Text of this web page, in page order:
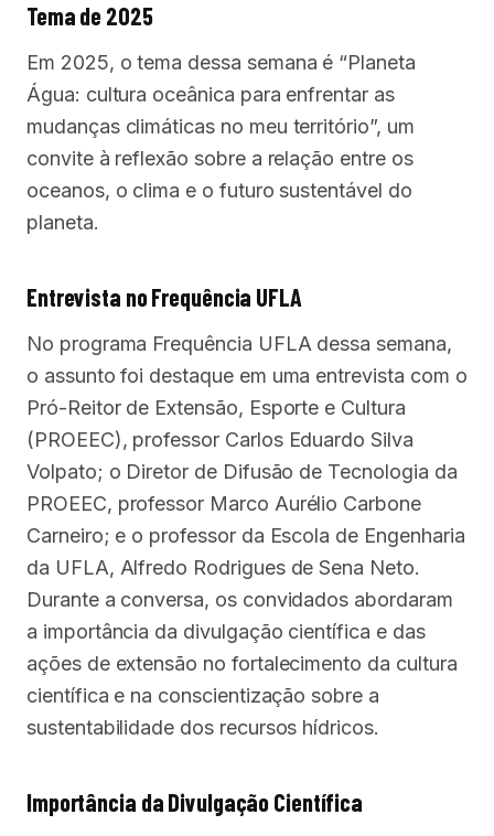
Tema de 2025
Em 2025, o tema dessa semana é “Planeta
Água: cultura oceânica para enfrentar as
mudanças climáticas no meu território”, um
convite à reflexão sobre a relação entre os
oceanos, o clima e o futuro sustentável do
planeta.
Entrevista no Frequência UFLA
No programa Frequência UFLA dessa semana,
o assunto foi destaque em uma entrevista com o
Pró-Reitor de Extensão, Esporte e Cultura
(PROEEC), professor Carlos Eduardo Silva
Volpato; o Diretor de Difusão de Tecnologia da
PROEEC, professor Marco Aurélio Carbone
Carneiro; e o professor da Escola de Engenharia
da UFLA, Alfredo Rodrigues de Sena Neto.
Durante a conversa, os convidados abordaram
a importância da divulgação científica e das
ações de extensão no fortalecimento da cultura
científica e na conscientização sobre a
sustentabilidade dos recursos hídricos.
Importância da Divulgação Científica